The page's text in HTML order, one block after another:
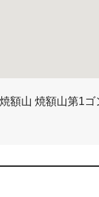
額山 焼額山第1